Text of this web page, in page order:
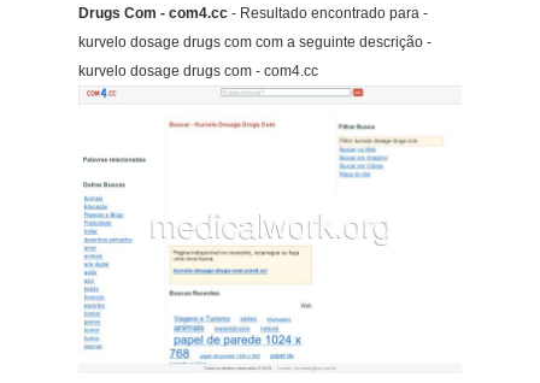
Drugs Com - com4.cc - Resultado encontrado para -
kurvelo dosage drugs com com a seguinte descrição -
kurvelo dosage drugs com - com4.cc